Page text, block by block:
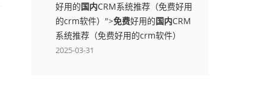
好用的国内CRM系统推荐（免费好用
的crm软件）">免费好用的国内CRM
系统推荐（免费好用的crm软件）
2025-03-31